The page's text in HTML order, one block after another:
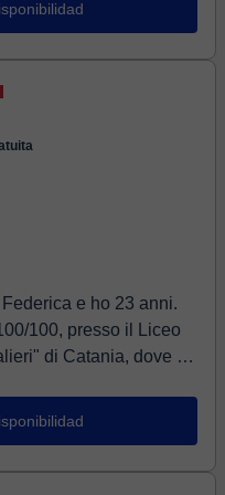
de San Juan,
e ho 23 anni.
100, presso il Liceo
di Catania, dove ho
Lettere classiche
di studi in triennale.